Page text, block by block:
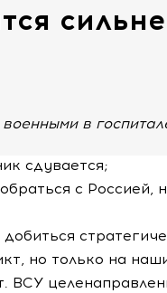
в
сдувается;
с Россией,
но только на
ВСУ